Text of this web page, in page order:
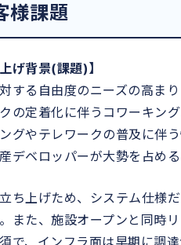
様課題
げ背景(課題)】
する自由度のニーズの高まり
の定着化に伴うコワーキン
グやテレワークの普及に伴
デベロッパーが大勢を占め
ち上げため、システム仕様
また、施設オープンと同時